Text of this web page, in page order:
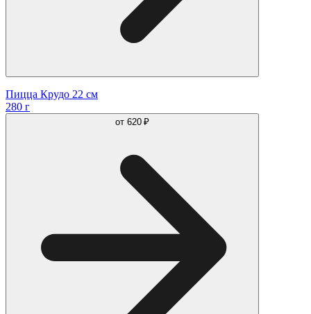
Пицца Крудо 22 см
280 г
от 620 ₽